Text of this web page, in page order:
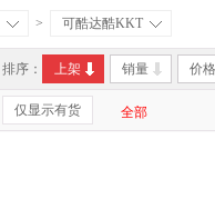
> 可酷达酷KKT
排序： 上架 销量 价格
仅显示有货 全部